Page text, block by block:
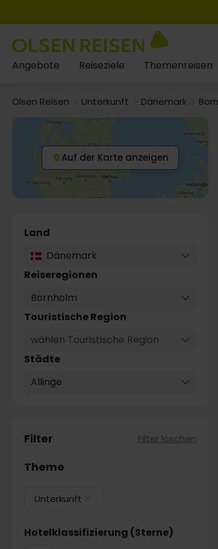
Angebote Reiseziele Themenreisen
Olsen Reisen Unterkunft Dänemark
Auf der Karte anzeigen
Land
Dänemark
Reiseregionen
Bornholm
Touristische Region
wählen Touristische Region
Städte
Allinge
Filter Filter löschen
Theme
Unterkunft
Hotelklassifizierung (Sterne)